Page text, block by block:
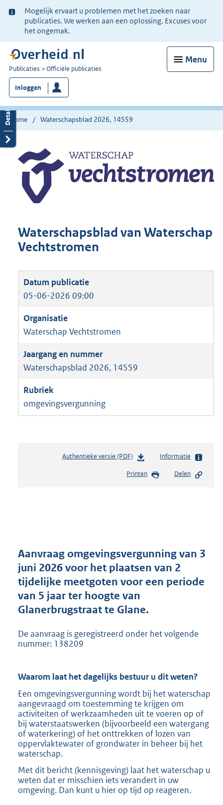
Ter
informatie:
Mogelijk ervaart u problemen met het zoeken naar
publicaties. We werken aan een oplossing. Excuses voor
het ongemak.
Menu
U
bent
nu
hier:
Publicaties Officiële publicaties
Inloggen
Home Waterschapsblad 2026, 14559
Waterschapsblad van Waterschap
Vechtstromen
05-06-2026 09:00
Waterschap Vechtstromen
Waterschapsblad 2026, 14559
omgevingsvergunning
Authentieke versie (PDF)b
s
r
o
o
t
t
:
3
Informatie
Printen Delen
Aanvraag omgevingsvergunning van 3
juni 2026 voor het plaatsen van 2
tijdelijke meetgoten voor een periode
van 5 jaar ter hoogte van
Glanerbrugstraat te Glane.
De aanvraag is geregistreerd onder het volgende
nummer: 138209
Waarom laat het dagelijks bestuur u dit weten?
Een omgevingsvergunning wordt bij het waterschap
aangevraagd om toestemming te krijgen om
activiteiten of werkzaamheden uit te voeren op of
bij waterstaatswerken (bijvoorbeeld een watergang
of waterkering) of het onttrekken of lozen van
oppervlaktewater of grondwater in beheer bij het
waterschap.
Met dit bericht (kennisgeving) laat het waterschap u
weten dat er misschien iets verandert in uw
omgeving. Dan kunt u hier op tijd op reageren.